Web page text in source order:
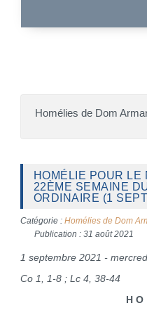
Homélies de Dom
HOMÉLIE POUR LE
22ÈME SEMAINE
ORDINAIRE (1
Catégorie : Homélies de Dom
Publication : 31 août 2021
1 septembre 2021 -
Co 1, 1-8 ; Lc 4, 38-44
H O